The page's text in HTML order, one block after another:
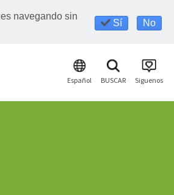
Sí No
navegando sin
Español BUSCAR Siguenos